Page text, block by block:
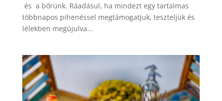
és a bőrünk. Ráadásul, ha mindezt egy tartalmas
többnapos pihenéssel megtámogatjuk, teszteljük és
lélekben megújulva...